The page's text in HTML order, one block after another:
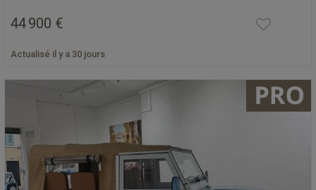
44 900 €
Actualisé il y a 30 jours